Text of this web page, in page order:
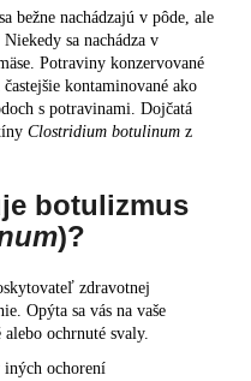
sa bežne nachádzajú v pôde, ale
sa nachádza v
Potraviny konzervované
kontaminované ako
s potravinami. Dojčatá
Clostridium botulinum z
botulizmus
)?
zdravotnej
Opýta sa vás na vaše
ochrnuté svaly.
ochorení